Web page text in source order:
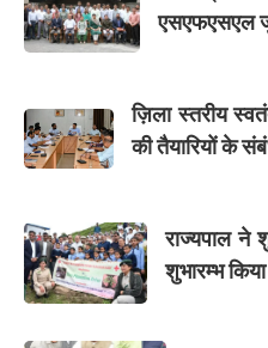
एसएफएसएल
ज़िला स्तरीय
की तैयारियों के
राज्यपाल ने
शुभारम्भ किया